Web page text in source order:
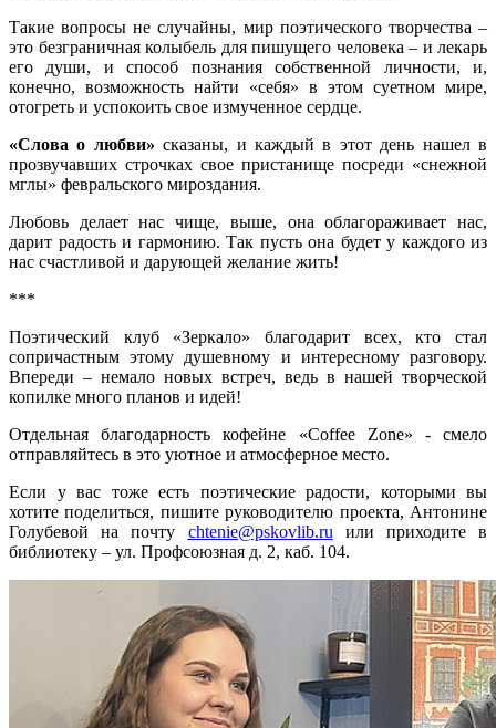
Такие вопросы не случайны, мир поэтического творчества –
это безграничная колыбель для пишущего человека – и лекарь
его души, и способ познания собственной личности, и,
конечно, возможность найти «себя» в этом суетном мире,
отогреть и успокоить свое измученное сердце.
«Слова о любви» сказаны, и каждый в этот день нашел в
прозвучавших строчках свое пристанище посреди «снежной
мглы» февральского мироздания.
Любовь делает нас чище, выше, она облагораживает нас,
дарит радость и гармонию. Так пусть она будет у каждого из
нас счастливой и дарующей желание жить!
***
Поэтический клуб «Зеркало» благодарит всех, кто стал
сопричастным этому душевному и интересному разговору.
Впереди – немало новых встреч, ведь в нашей творческой
копилке много планов и идей!
Отдельная благодарность кофейне «Coffee Zone» - смело
отправляйтесь в это уютное и атмосферное место.
Если у вас тоже есть поэтические радости, которыми вы
хотите поделиться, пишите руководителю проекта, Антонине
Голубевой на почту chtenie@pskovlib.ru или приходите в
библиотеку – ул. Профсоюзная д. 2, каб. 104.